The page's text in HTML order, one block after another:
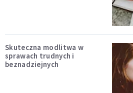
Skuteczna modlitwa w
sprawach trudnych i
beznadziejnych